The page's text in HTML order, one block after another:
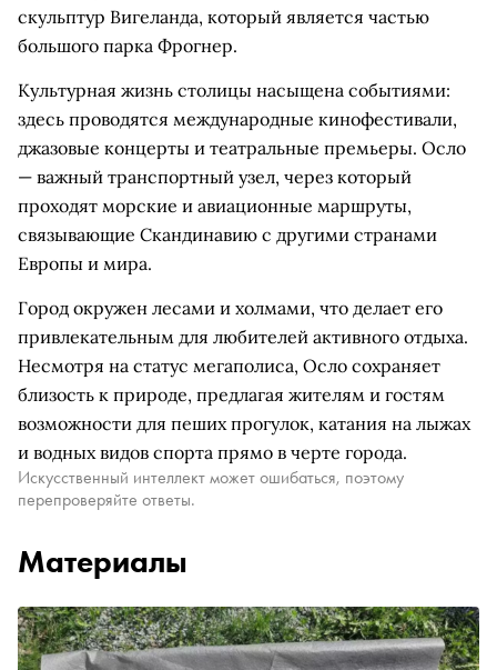
скульптур Вигеланда, который является частью
большого парка Фрогнер.
Культурная жизнь столицы насыщена событиями:
здесь проводятся международные кинофестивали,
джазовые концерты и театральные премьеры. Осло
— важный транспортный узел, через который
проходят морские и авиационные маршруты,
связывающие Скандинавию с другими странами
Европы и мира.
Город окружен лесами и холмами, что делает его
привлекательным для любителей активного отдыха.
Несмотря на статус мегаполиса, Осло сохраняет
близость к природе, предлагая жителям и гостям
возможности для пеших прогулок, катания на лыжах
и водных видов спорта прямо в черте города.
Искусственный интеллект может ошибаться, поэтому
перепроверяйте ответы.
Материалы